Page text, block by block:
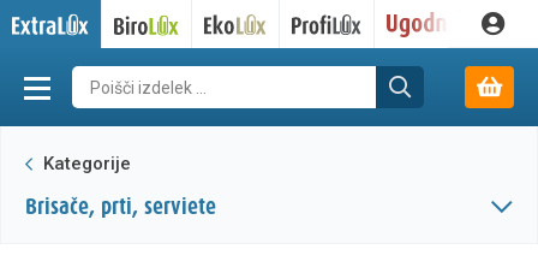
Kategorije
brisače, prti, serviete